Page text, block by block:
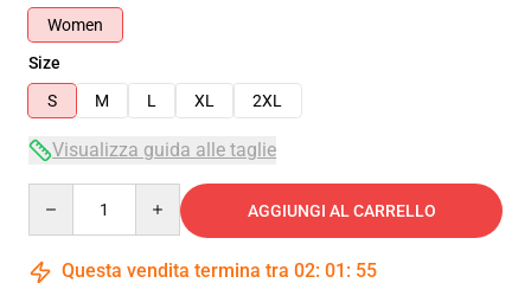
Women
Size
S
M L XL 2XL
Visualizza guida alle taglie
AGGIUNGI AL CARRELLO
Questa vendita termina tra 02: 01 : 54